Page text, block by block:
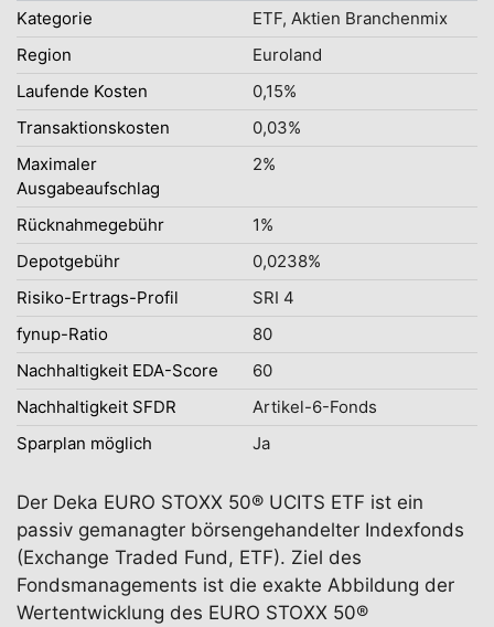
Kategorie
ETF, Aktien Branchenmix
Region
Euroland
Laufende Kosten
0,15%
Transaktionskosten
0,03%
Maximaler
Ausgabeaufschlag
2%
Rücknahmegebühr
1%
Depotgebühr
0,0238%
Risiko-Ertrags-Profil
SRI 4
fynup-Ratio
80
Nachhaltigkeit EDA-Score
60
Nachhaltigkeit SFDR
Artikel-6-Fonds
Sparplan möglich
Ja
Der Deka EURO STOXX 50® UCITS ETF ist ein
passiv gemanagter börsengehandelter Indexfonds
(Exchange Traded Fund, ETF). Ziel des
Fondsmanagements ist die exakte Abbildung der
Wertentwicklung des EURO STOXX 50®